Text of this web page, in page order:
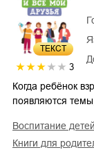
ТЕКСТ
3
Когда ребёнок
появляются
воспитание детей
книги для